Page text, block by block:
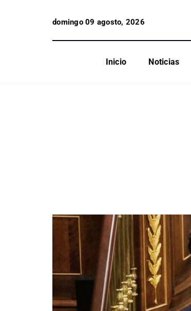
domingo 09 agosto, 2026
Inicio Noticias